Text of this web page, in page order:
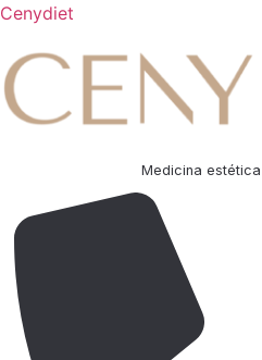
Cenydiet
Medicina